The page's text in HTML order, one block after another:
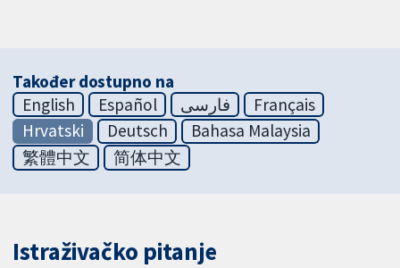
Također dostupno na
English
Español فارسی
Français
Hrvatski
Deutsch
Bahasa Malaysia
繁體中文
简体中文
Istraživačko pitanje